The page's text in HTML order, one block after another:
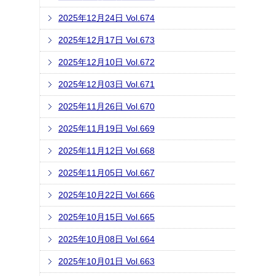
2025年12月24日 Vol.674
2025年12月17日 Vol.673
2025年12月10日 Vol.672
2025年12月03日 Vol.671
2025年11月26日 Vol.670
2025年11月19日 Vol.669
2025年11月12日 Vol.668
2025年11月05日 Vol.667
2025年10月22日 Vol.666
2025年10月15日 Vol.665
2025年10月08日 Vol.664
2025年10月01日 Vol.663